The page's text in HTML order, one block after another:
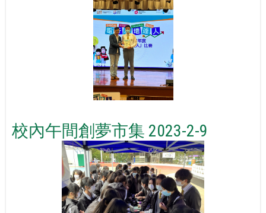
校內午間創夢市集 2023-2-9